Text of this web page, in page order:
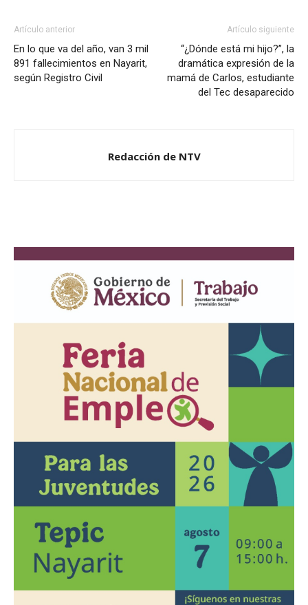
Artículo anterior
En lo que va del año, van 3 mil
891 fallecimientos en Nayarit,
según Registro Civil
Artículo siguiente
“¿Dónde está mi hijo?”, la
dramática expresión de la
mamá de Carlos, estudiante
del Tec desaparecido
Redacción de NTV